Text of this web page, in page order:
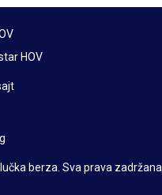
HOV
berza. Sva prava zadržana.